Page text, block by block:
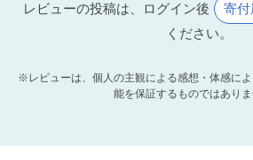
レビューの投稿は、ログイン後 寄付
ください。
※レビューは、個人の主観による感想・体感に
能を保証するものではありま